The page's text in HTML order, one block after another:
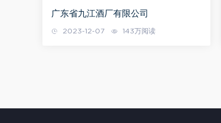
广东省九江酒厂有限公司
2023-12-07 143万阅读